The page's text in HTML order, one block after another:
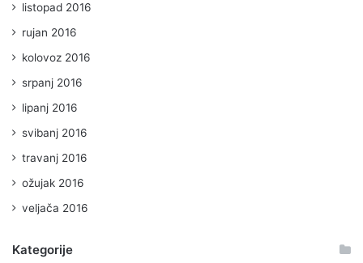
listopad 2016
rujan 2016
kolovoz 2016
srpanj 2016
lipanj 2016
svibanj 2016
travanj 2016
ožujak 2016
veljača 2016
Kategorije